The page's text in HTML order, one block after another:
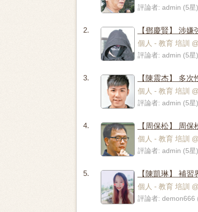
評論者: admin (5
2.
【鄧慶賢】 涉
個人 - 教育 培訓
評論者: admin (5
3.
【陳震杰】 多次
個人 - 教育 培訓
評論者: admin (5
4.
【周保松】 周
個人 - 教育 培訓
評論者: admin (5
5.
【陳凱琳】 補
個人 - 教育 培訓
評論者: